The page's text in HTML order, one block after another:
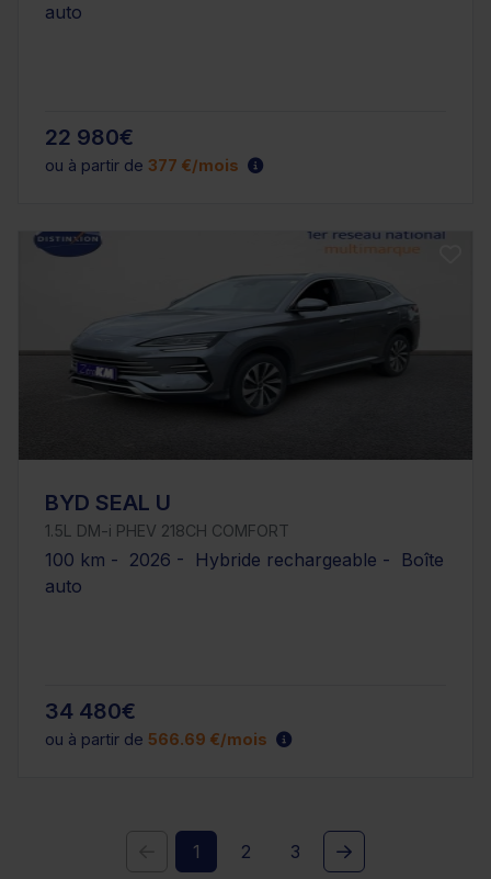
auto
22 980€
ou à partir de 377 €/mois
BYD SEAL U
1.5L DM-i PHEV 218CH COMFORT
100 km - 2026 - Hybride rechargeable - Boîte
auto
34 480€
ou à partir de 566.69 €/mois
1 2 3